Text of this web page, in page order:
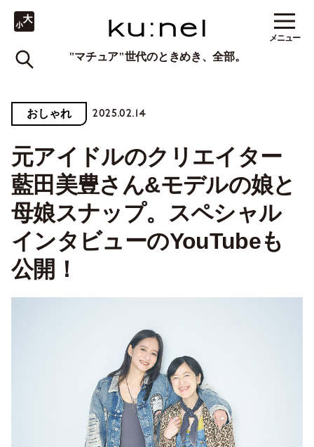
"マチュア"世代のときめき、全部。
メニュー
おしゃれ 2025.02.14
元アイドルのクリエイター
藍田美豊さん&モデルの娘と
母娘スナップ。スペシャル
インタビューのYouTubeも
公開！